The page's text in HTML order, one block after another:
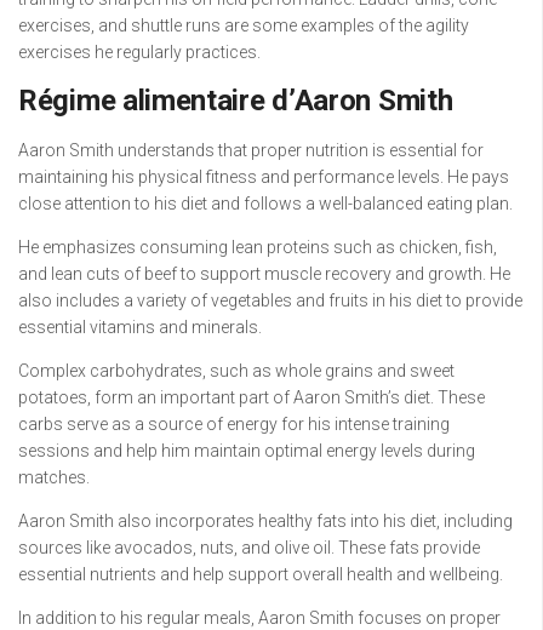
exercises, and shuttle runs are some examples of the agility
exercises he regularly practices.
Régime alimentaire d’Aaron Smith
Aaron Smith understands that proper nutrition is essential for
maintaining his physical fitness and performance levels. He pays
close attention to his diet and follows a well-balanced eating plan.
He emphasizes consuming lean proteins such as chicken, fish,
and lean cuts of beef to support muscle recovery and growth. He
also includes a variety of vegetables and fruits in his diet to provide
essential vitamins and minerals.
Complex carbohydrates, such as whole grains and sweet
potatoes, form an important part of Aaron Smith’s diet. These
carbs serve as a source of energy for his intense training
sessions and help him maintain optimal energy levels during
matches.
Aaron Smith also incorporates healthy fats into his diet, including
sources like avocados, nuts, and olive oil. These fats provide
essential nutrients and help support overall health and wellbeing.
In addition to his regular meals, Aaron Smith focuses on proper